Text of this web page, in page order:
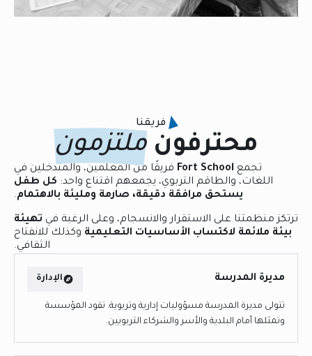
فريقنا
محترفون ملتزمون
تجمع Fort School فريقًا من المعلمين، والمتدخلين في
اللغات، والطاقم التربوي، يجمعهم اقتناع واحد: كل طفل
يستحق مرافقة دقيقة، صارمة ومليئة بالاهتمام.
ترتكز منظمتنا على الاستقرار والانسجام، وعلى الرغبة في تهيئة
بيئة ملائمة لاكتساب الأساسيات التعليمية وكذلك للانفتاح
الثقافي.
مديرة المدرسة الإدارة
تتولى مديرة المدرسة مسؤوليات إدارية وتربوية. تقود المؤسسة
وتمثلها أمام البلدية والأسر والشركاء التربويين.